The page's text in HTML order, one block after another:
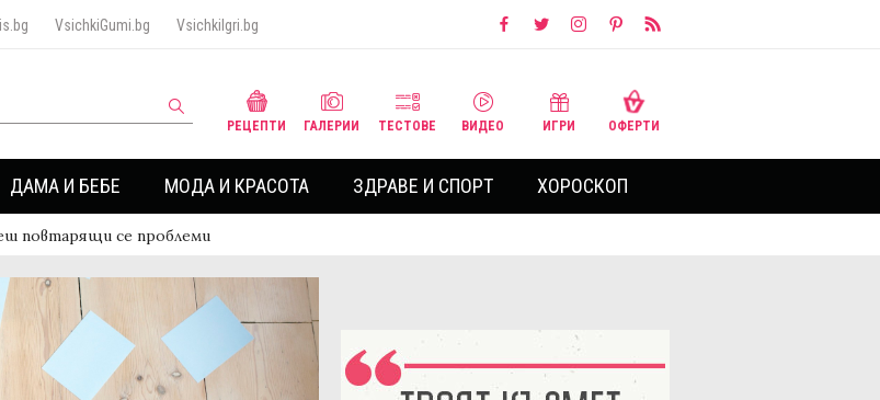
VsichkiGumi.bg VsichkiIgri.bg
РЕЦЕПТИ ГАЛЕРИИ ТЕСТОВЕ ВИДЕО ИГРИ ОФЕРТИ
ДАМА И БЕБЕ МОДА И КРАСОТА ЗДРАВЕ И СПОРТ ХОРОСКОП
повтарящи се проблеми